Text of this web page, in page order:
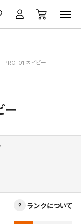
定
クーポン
一覧
PRO-01 ネイビー
ー
ランクについて